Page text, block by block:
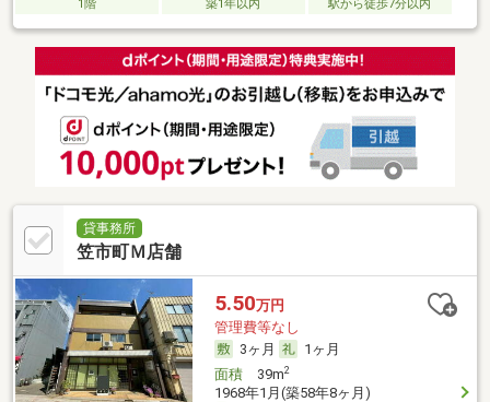
1階 築1年以内 駅から徒歩7分以内
貸事務所
笠市町Ｍ店舗
5.50万円
管理費等なし
3ヶ月
1ヶ月
面積39m2
1968年1月(築58年8ヶ月)